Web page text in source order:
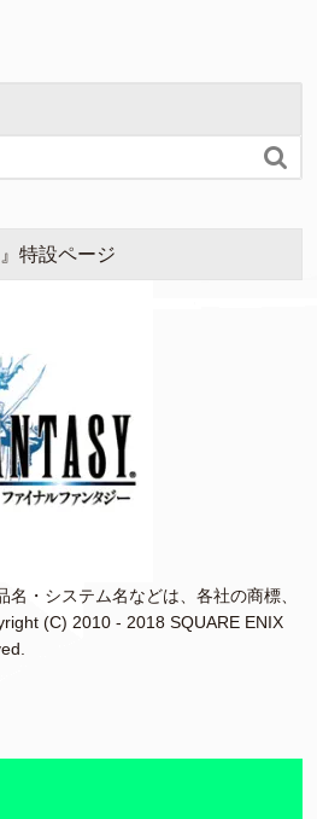

特設ページ
・システム名などは、各社の商標、
(C) 2010 - 2018 SQUARE ENIX